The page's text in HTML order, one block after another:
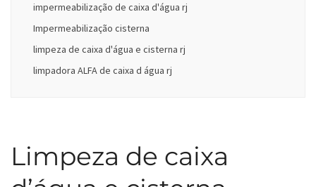
impermeabilização de caixa d'água rj
Impermeabilização cisterna
limpeza de caixa d'água e cisterna rj
limpadora ALFA de caixa d água rj
Limpeza de caixa